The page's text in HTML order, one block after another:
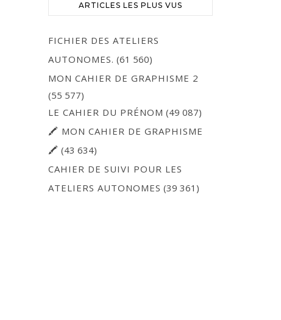
ARTICLES LES PLUS VUS
FICHIER DES ATELIERS
AUTONOMES. (61 560)
MON CAHIER DE GRAPHISME 2
(55 577)
LE CAHIER DU PRÉNOM (49 087)
🖍 MON CAHIER DE GRAPHISME
🖍 (43 634)
CAHIER DE SUIVI POUR LES
ATELIERS AUTONOMES (39 361)